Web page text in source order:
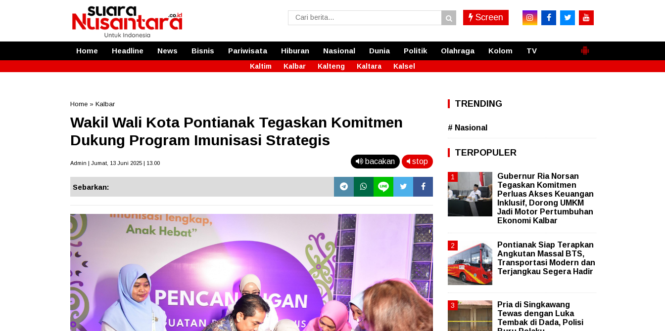
Screen
Home Headline News Bisnis Pariwisata Hiburan Nasional Dunia Politik Olahraga Kolom TV
Kaltim Kalbar Kalteng Kaltara Kalsel
Home » Kalbar
Wakil Wali Kota Pontianak Tegaskan Komitmen
Dukung Program Imunisasi Strategis
Admin | Jumat, 13 Juni 2025 | 13.00 bacakan stop
Sebarkan:
TRENDING
# Nasional
TERPOPULER
Gubernur Ria Norsan
Tegaskan Komitmen
Perluas Akses Keuangan
Inklusif, Dorong UMKM
Jadi Motor Pertumbuhan
Ekonomi Kalbar
Pontianak Siap Terapkan
Angkutan Massal BTS,
Transportasi Modern dan
Terjangkau Segera Hadir
Pria di Singkawang
Tewas dengan Luka
Tembak di Dada, Polisi